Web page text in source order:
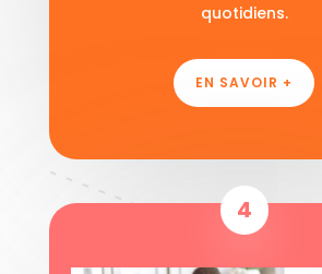
quotidiens.
EN SAVOIR +
4